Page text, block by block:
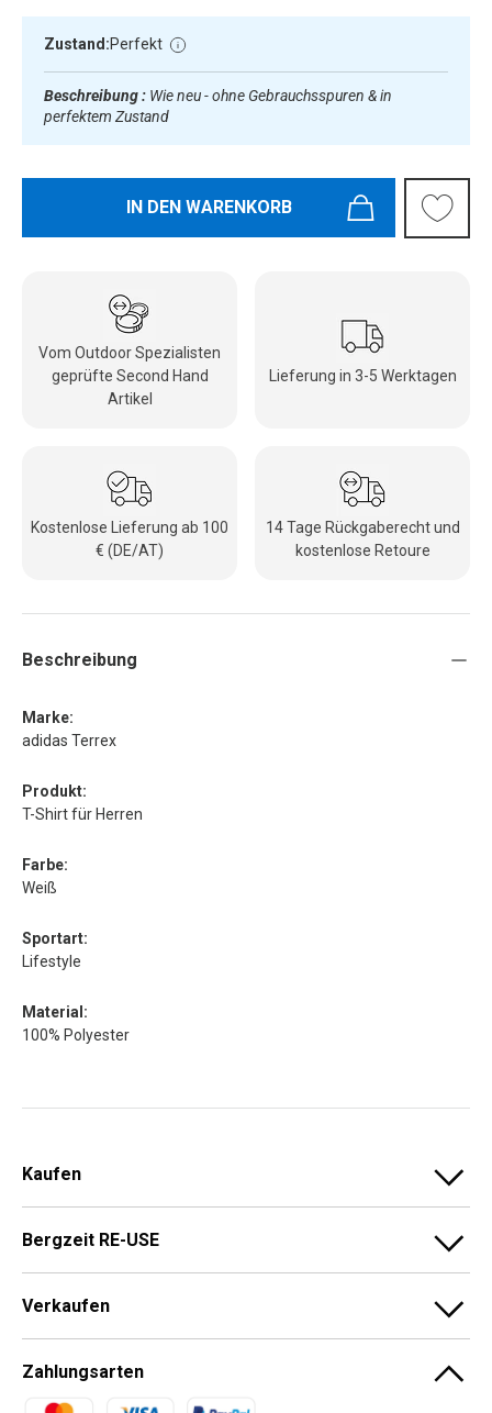
Zustand:Perfekt
Beschreibung : Wie neu - ohne Gebrauchsspuren & in
perfektem Zustand
IN DEN WARENKORB
Vom Outdoor Spezialisten
geprüfte Second Hand
Artikel
Lieferung in 3-5 Werktagen
Kostenlose Lieferung ab 100
€ (DE/AT)
14 Tage Rückgaberecht und
kostenlose Retoure
Beschreibung
Marke:
adidas Terrex
Produkt:
T-Shirt für Herren
Farbe:
Weiß
Sportart:
Lifestyle
Material:
100% Polyester
Kaufen
Bergzeit RE-USE
Verkaufen
Zahlungsarten
Zahlungsmethoden